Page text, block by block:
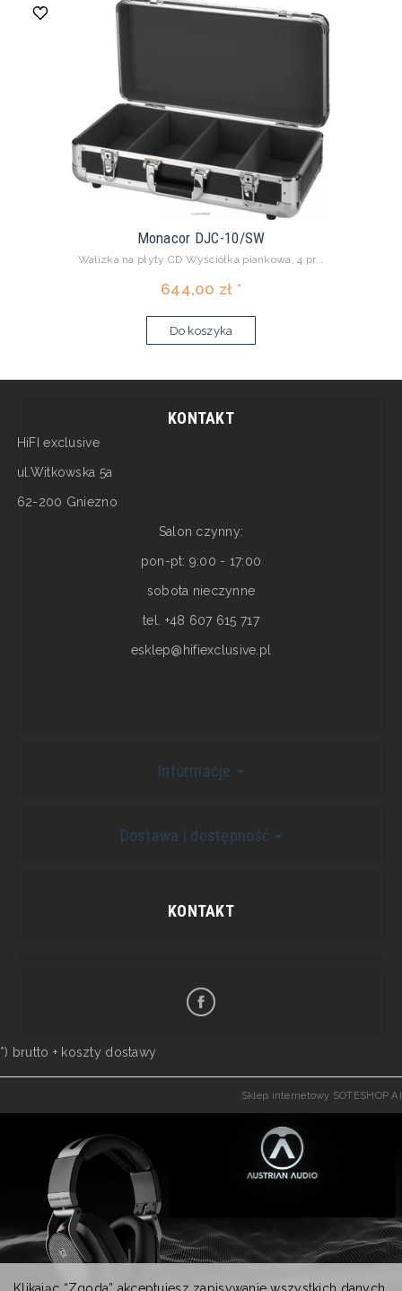
Monacor DJC-10/SW
Walizka na płyty CD Wyściółka piankowa, 4 pr...
644,00 zł *
Do koszyka
KONTAKT
HiFI exclusive
ul.Witkowska 5a
62-200 Gniezno
Salon czynny:
pon-pt: 9:00 - 17:00
sobota nieczynne
tel. +48 607 615 717
esklep@hifiexclusive.pl
Informacje
Dostawa i dostępność
KONTAKT
*) brutto + koszty dostawy
Sklep internetowy SOTESHOP AI